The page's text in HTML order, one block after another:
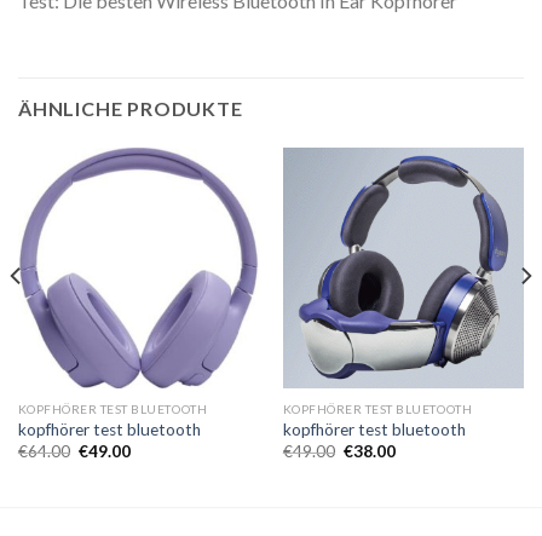
ÄHNLICHE PRODUKTE
KOPFHÖRER TEST BLUETOOTH
kopfhörer test bluetooth
€64.00 €49.00
KOPFHÖRER TEST BLUETOOTH
kopfhörer test bluetooth
€49.00 €38.00